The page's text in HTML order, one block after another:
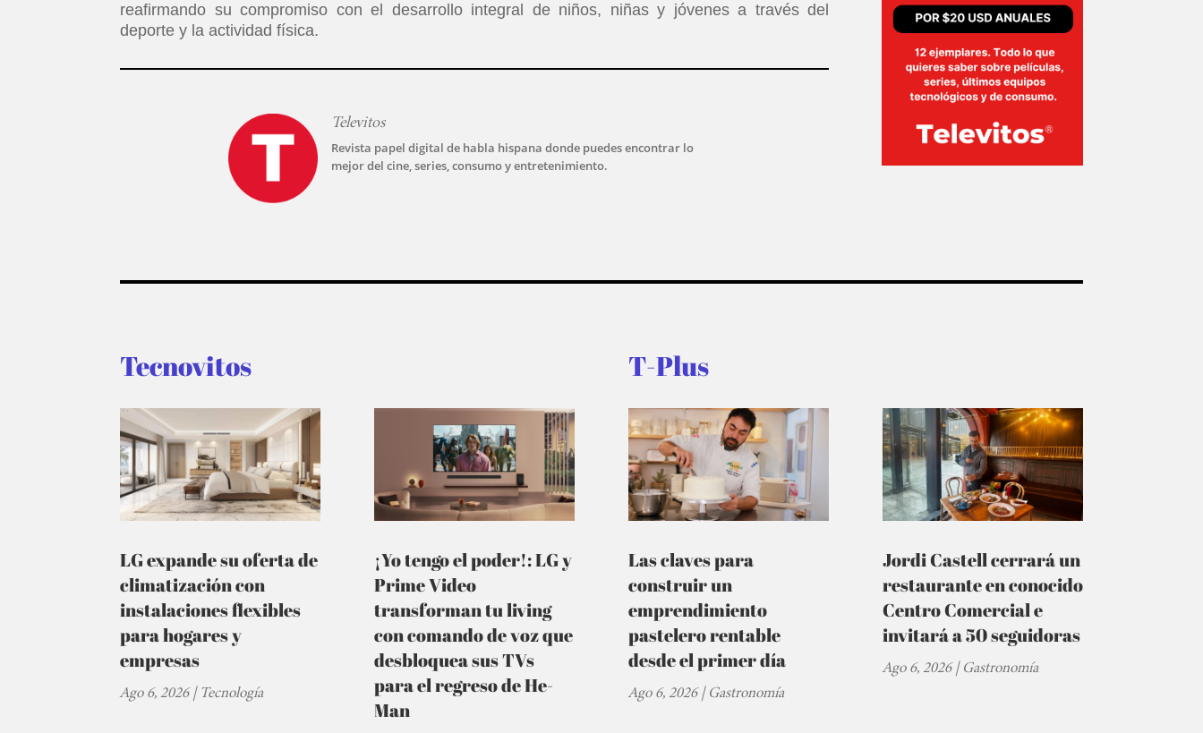
reafirmando su compromiso con el desarrollo integral de niños, niñas y jóvenes a través del
deporte y la actividad física.
Televitos
Revista papel digital de habla hispana donde puedes encontrar lo
mejor del cine, series, consumo y entretenimiento.
Tecnovitos
LG expande su oferta de
climatización con
instalaciones flexibles
para hogares y
empresas
Ago 6, 2026|Tecnología
¡Yo tengo el poder!: LG y
Prime Video
transforman tu living
con comando de voz que
desbloquea sus TVs
para el regreso de He-
Man
T-Plus
Las claves para
construir un
emprendimiento
pastelero rentable
desde el primer día
Ago 6, 2026|Gastronomía
Jordi Castell cerrará un
restaurante en conocido
Centro Comercial e
invitará a 50 seguidoras
Ago 6, 2026|Gastronomía